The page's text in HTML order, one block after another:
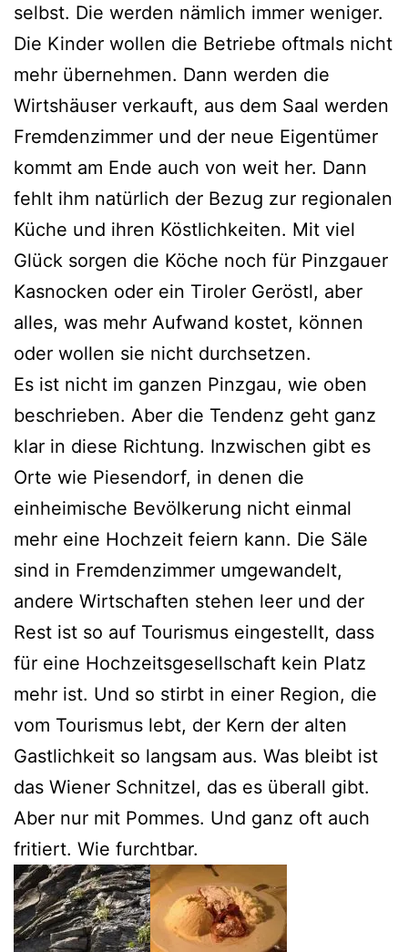
selbst. Die werden nämlich immer weniger.
Die Kinder wollen die Betriebe oftmals nicht
mehr übernehmen. Dann werden die
Wirtshäuser verkauft, aus dem Saal werden
Fremdenzimmer und der neue Eigentümer
kommt am Ende auch von weit her. Dann
fehlt ihm natürlich der Bezug zur regionalen
Küche und ihren Köstlichkeiten. Mit viel
Glück sorgen die Köche noch für Pinzgauer
Kasnocken oder ein Tiroler Geröstl, aber
alles, was mehr Aufwand kostet, können
oder wollen sie nicht durchsetzen.
Es ist nicht im ganzen Pinzgau, wie oben
beschrieben. Aber die Tendenz geht ganz
klar in diese Richtung. Inzwischen gibt es
Orte wie Piesendorf, in denen die
einheimische Bevölkerung nicht einmal
mehr eine Hochzeit feiern kann. Die Säle
sind in Fremdenzimmer umgewandelt,
andere Wirtschaften stehen leer und der
Rest ist so auf Tourismus eingestellt, dass
für eine Hochzeitsgesellschaft kein Platz
mehr ist. Und so stirbt in einer Region, die
vom Tourismus lebt, der Kern der alten
Gastlichkeit so langsam aus. Was bleibt ist
das Wiener Schnitzel, das es überall gibt.
Aber nur mit Pommes. Und ganz oft auch
fritiert. Wie furchtbar.